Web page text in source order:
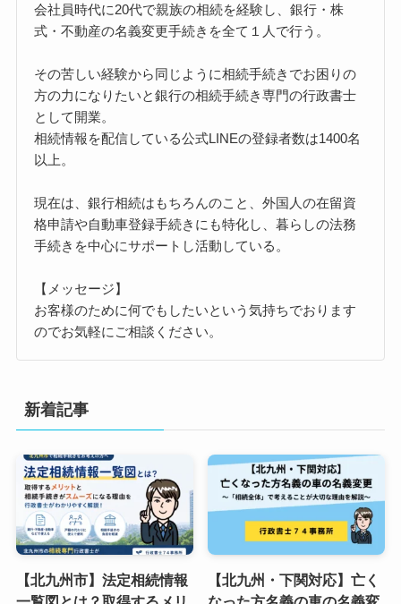
会社員時代に20代で親族の相続を経験し、銀行・株
式・不動産の名義変更手続きを全て１人で行う。
その苦しい経験から同じように相続手続きでお困りの
方の力になりたいと銀行の相続手続き専門の行政書士
として開業。
相続情報を配信している公式LINEの登録者数は1400名
以上。
現在は、銀行相続はもちろんのこと、外国人の在留資
格申請や自動車登録手続きにも特化し、暮らしの法務
手続きを中心にサポートし活動している。
【メッセージ】
お客様のために何でもしたいという気持ちでおります
のでお気軽にご相談ください。
新着記事
【北九州市】法定相続情報
【北九州・下関対応】亡く